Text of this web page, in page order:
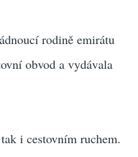
rodině emirátu
obvod a vydávala
i cestovním ruchem.